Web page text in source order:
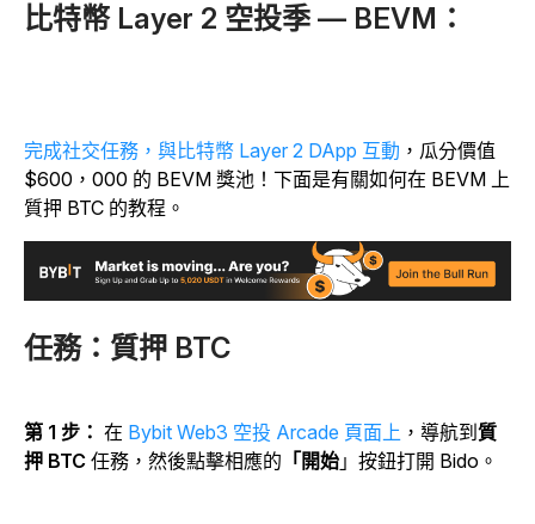
比特幣 Layer 2 空投季 — BEVM：
完成社交任務，與比特幣 Layer 2 DApp 互動 ，瓜分價值
$600，000 的 BEVM 獎池！下面是有關如何在 BEVM 上
質押 BTC 的教程。
任務：質押 BTC
第 1 步： 在 Bybit Web3 空投 Arcade 頁面上 ，導航到 質
押 BTC 任務，然後點擊相應的 「開始 」 按鈕打開 Bido。